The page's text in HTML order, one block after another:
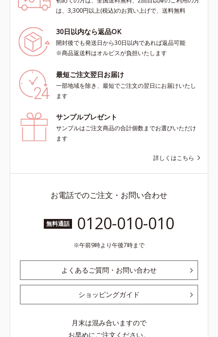
は、3,300円以上(税込)のお買い上げで、送料無料
30日以内なら返品OK
開封後でも発送日から30日以内であれば返品可能
※商品返送料はオルビスが負担いたします
最短ご注文翌日お届け
一部地域を除き、最短でご注文の翌日にお届けいたし
ます
サンプルプレゼント
サンプルはご注文商品の合計個数までお選びいただけ
ます
詳しくはこちら
お電話でのご注文・お問い合わせ
無料通話 0120-010-010
午前9時より午後7時まで
よくあるご質問・お問い合わせ
ショッピングガイド
月末は混み合いますので
お早めにご注文ください。